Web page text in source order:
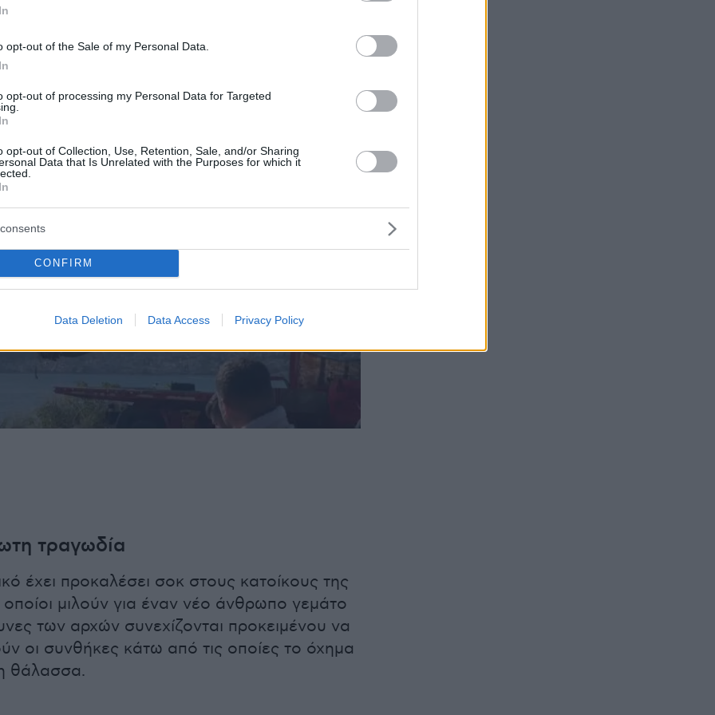
opt-out of the Sale of my Personal Data.
opt-out of processing my Personal Data for Targeted
opt-out of Collection, Use, Retention, Sale, and/or Sharing
Data that Is Unrelated with the Purposes for which it
CONFIRM
Data Deletion Data Access Privacy Policy
σύμφωνα με πληροφορίες του
, εκδορές στο αριστερό χέρι και στην κοιλιακή
τα ακριβή αίτια του θανάτου του θα
στο Πανεπιστημιακό Νοσοκομείο της
τραγωδία
έχει προκαλέσει σοκ στους κατοίκους της
οποίοι μιλούν για έναν νέο άνθρωπο γεμάτο
των αρχών συνεχίζονται προκειμένου να
οι συνθήκες κάτω από τις οποίες το όχημα
θάλασσα.